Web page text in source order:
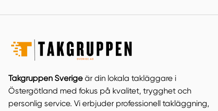
Takgruppen Sverigeär din lokala takläggare i
Östergötland med fokus på kvalitet, trygghet och
personlig service. Vi erbjuder professionell takläggning,